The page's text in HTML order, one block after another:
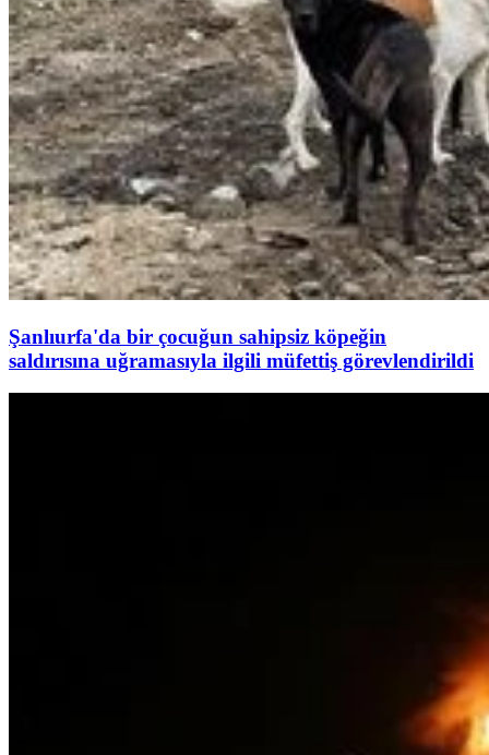
Şanlıurfa'da bir çocuğun sahipsiz köpeğin
saldırısına uğramasıyla ilgili müfettiş görevlendirildi